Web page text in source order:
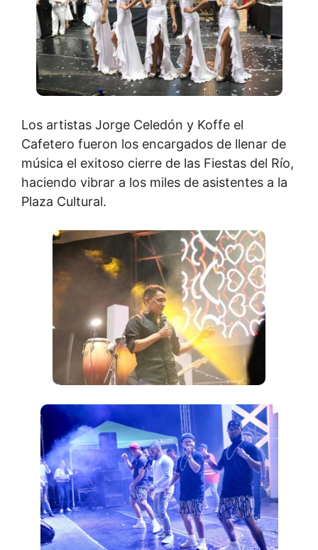
Los artistas Jorge Celedón y Koffe el
Cafetero fueron los encargados de llenar de
música el exitoso cierre de las Fiestas del Río,
haciendo vibrar a los miles de asistentes a la
Plaza Cultural.